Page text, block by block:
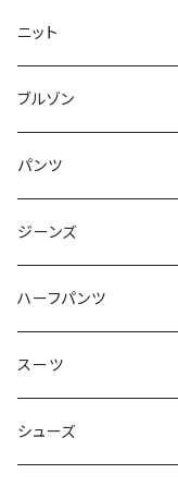
50/XL～
48/L
50/XL～
46/M
48/L
50/XL～
～44/S
46/M
48/L
50/XL～
ニット
～44/S
46/M
48/L
50/XL～
ブルゾン
～44/S
46/M
48/L
50/XL～
パンツ
～44/S
46/M
48/L
50/XL～
ジーンズ
～44/S
46/M
48/L
ハーフパンツ
～44/S
46/M
スーツ
～44/S
シューズ